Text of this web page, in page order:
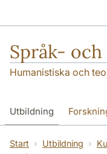
Språk-
Humanistiska och
Utbildning
SOL-husen Kontakt
Start Utbildning